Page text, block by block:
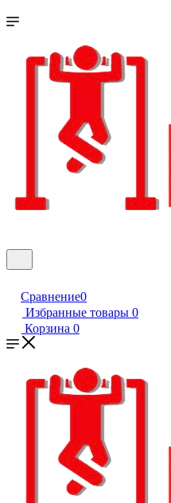
Сравнение0
Избранные товары 0
Корзина 0